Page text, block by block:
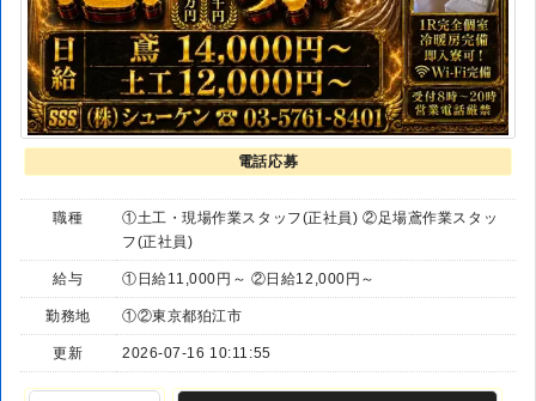
電話応募
職種
①土工・現場作業スタッフ(正社員) ②足場鳶作業スタッ
フ(正社員)
給与 ①日給11,000円～ ②日給12,000円～
勤務地 ①②東京都狛江市
更新 2026-07-16 10:11:55